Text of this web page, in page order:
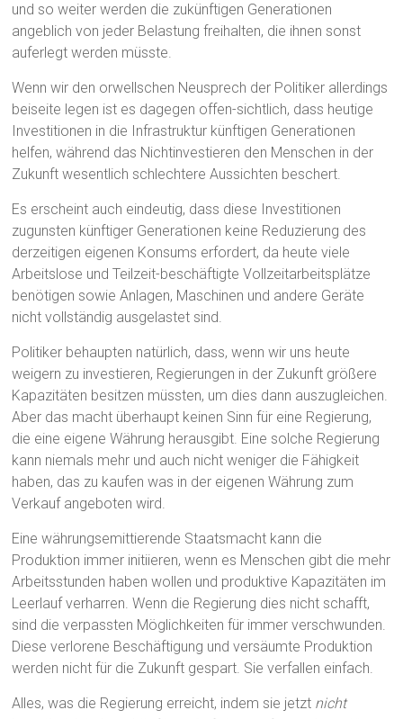
und so weiter werden die zukünftigen Generationen
angeblich von jeder Belastung freihalten, die ihnen sonst
auferlegt werden müsste.
Wenn wir den orwellschen Neusprech der Politiker allerdings
beiseite legen ist es dagegen offen-sichtlich, dass heutige
Investitionen in die Infrastruktur künftigen Generationen
helfen, während das Nichtinvestieren den Menschen in der
Zukunft wesentlich schlechtere Aussichten beschert.
Es erscheint auch eindeutig, dass diese Investitionen
zugunsten künftiger Generationen keine Reduzierung des
derzeitigen eigenen Konsums erfordert, da heute viele
Arbeitslose und Teilzeit-beschäftigte Vollzeitarbeitsplätze
benötigen sowie Anlagen, Maschinen und andere Geräte
nicht vollständig ausgelastet sind.
Politiker behaupten natürlich, dass, wenn wir uns heute
weigern zu investieren, Regierungen in der Zukunft größere
Kapazitäten besitzen müssten, um dies dann auszugleichen.
Aber das macht überhaupt keinen Sinn für eine Regierung,
die eine eigene Währung herausgibt. Eine solche Regierung
kann niemals mehr und auch nicht weniger die Fähigkeit
haben, das zu kaufen was in der eigenen Währung zum
Verkauf angeboten wird.
Eine währungsemittierende Staatsmacht kann die
Produktion immer initiieren, wenn es Menschen gibt die mehr
Arbeitsstunden haben wollen und produktive Kapazitäten im
Leerlauf verharren. Wenn die Regierung dies nicht schafft,
sind die verpassten Möglichkeiten für immer verschwunden.
Diese verlorene Beschäftigung und versäumte Produktion
werden nicht für die Zukunft gespart. Sie verfallen einfach.
Alles, was die Regierung erreicht, indem sie jetzt nicht